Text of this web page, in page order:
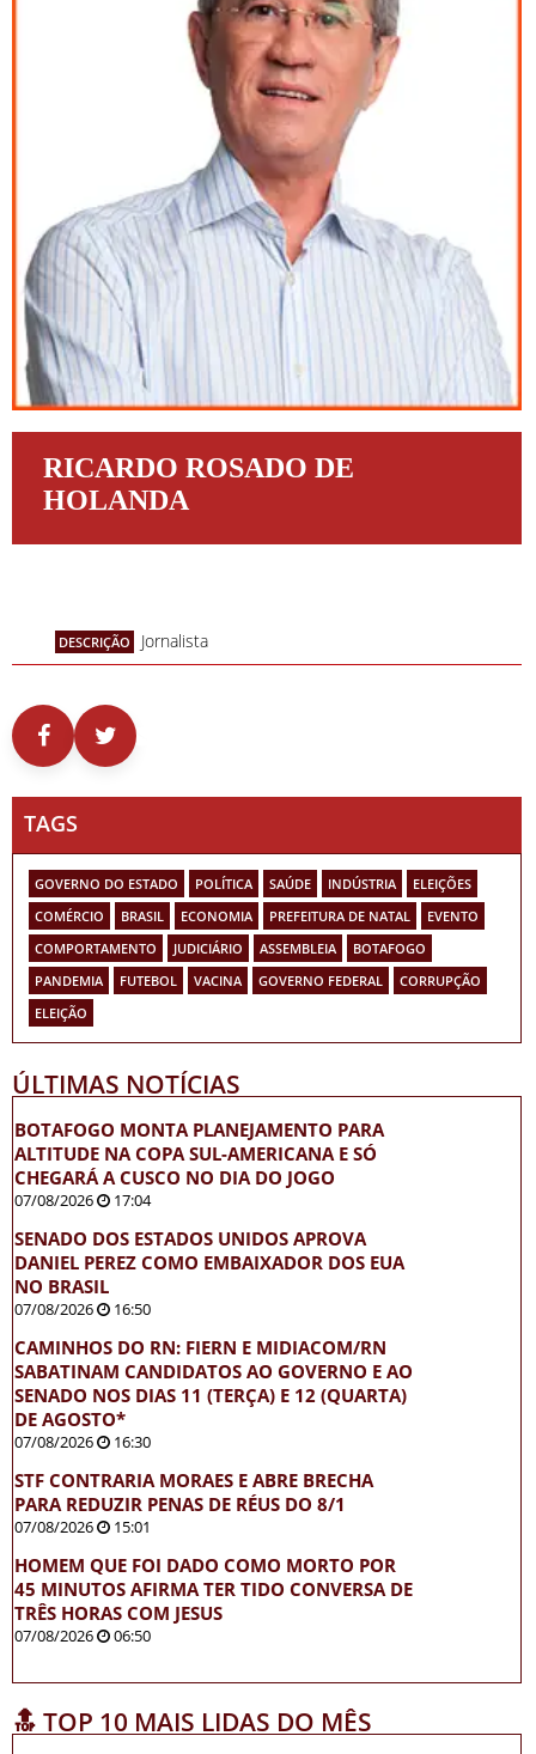
RICARDO ROSADO DE
HOLANDA
DESCRIÇÃO Jornalista
TAGS
GOVERNO DO ESTADO POLÍTICA SAÚDE INDÚSTRIA
ELEIÇÕES
COMÉRCIO
BRASIL ECONOMIA PREFEITURA DE NATAL
EVENTO
COMPORTAMENTO
JUDICIÁRIO ASSEMBLEIA
BOTAFOGO
PANDEMIA
FUTEBOL VACINA GOVERNO FEDERAL
CORRUPÇÃO
ELEIÇÃO
ÚLTIMAS NOTÍCIAS
BOTAFOGO MONTA PLANEJAMENTO PARA
ALTITUDE NA COPA SUL-AMERICANA E SÓ
CHEGARÁ A CUSCO NO DIA DO JOGO
07/08/2026 17:04
SENADO DOS ESTADOS UNIDOS APROVA
DANIEL PEREZ COMO EMBAIXADOR DOS EUA
NO BRASIL
07/08/2026 16:50
CAMINHOS DO RN: FIERN E MIDIACOM/RN
SABATINAM CANDIDATOS AO GOVERNO E AO
SENADO NOS DIAS 11 (TERÇA) E 12 (QUARTA)
DE AGOSTO*
07/08/2026 16:30
STF CONTRARIA MORAES E ABRE BRECHA
PARA REDUZIR PENAS DE RÉUS DO 8/1
07/08/2026 15:01
HOMEM QUE FOI DADO COMO MORTO POR
45 MINUTOS AFIRMA TER TIDO CONVERSA DE
TRÊS HORAS COM JESUS
07/08/2026 06:50
🔝 TOP 10 MAIS LIDAS DO MÊS